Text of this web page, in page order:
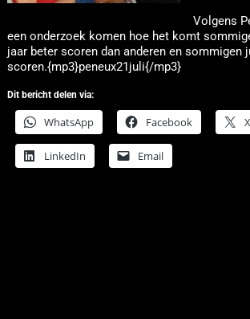
Volgens
een onderzoek komen hoe het komt
jaar beter scoren dan anderen en sommigen
scoren.{mp3}peneux21juli{/mp3}
Dit bericht delen via:
WhatsApp Facebook X
LinkedIn Email